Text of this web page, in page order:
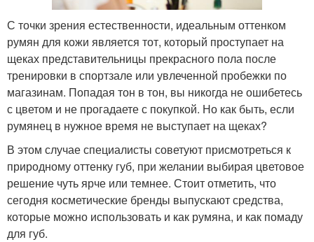
С точки зрения естественности, идеальным оттенком
румян для кожи является тот, который проступает на
щеках представительницы прекрасного пола после
тренировки в спортзале или увлеченной пробежки по
магазинам. Попадая тон в тон, вы никогда не ошибетесь
с цветом и не прогадаете с покупкой. Но как быть, если
румянец в нужное время не выступает на щеках?
В этом случае специалисты советуют присмотреться к
природному оттенку губ, при желании выбирая цветовое
решение чуть ярче или темнее. Стоит отметить, что
сегодня косметические бренды выпускают средства,
которые можно использовать и как румяна, и как помаду
для губ.